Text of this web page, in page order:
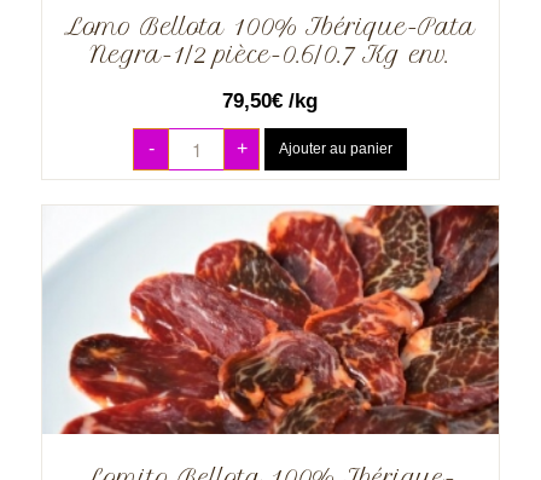
Lomo Bellota 100% Ibérique-Pata
Negra-1/2 pièce-0.6/0.7 Kg env.
79,50€ /kg
- + Ajouter au panier